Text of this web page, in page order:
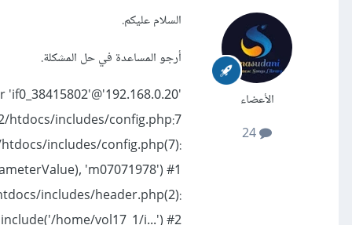
الأعضاء
السلام عليكم.
أرجو المساعدة في حل المشكلة.
htdocs/includes/config.php:7
includes/config.php(7):
'm07071978') #1
includes/header.php(2):